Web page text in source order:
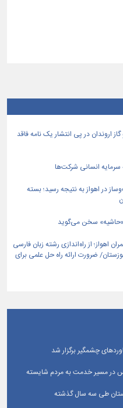
اروندان در پی انتشار یک نامه فاقد
سرمایه انسانی شرکت‌ها
در اهواز به نتیجه رسید؛ بسته
«حاشیه» سخن می‌گوید
اهواز؛ از راه‌اندازی رشته زبان فارسی
ضرورت ارائه راه حل علمی برای
چشمگیر برگزار شد
در مسیر خدمت به مردم شایسته